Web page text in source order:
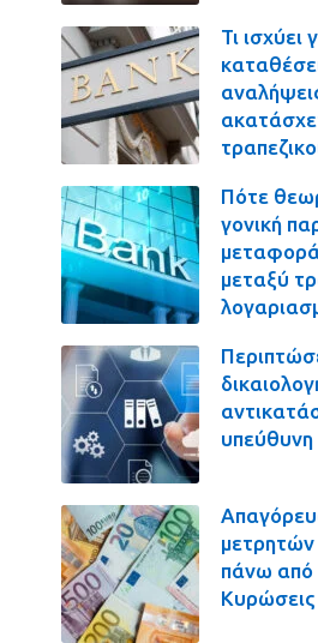
Τι ισχύει
Πότε
γονική
μεταξύ
πάνω από
Κυρώσεις